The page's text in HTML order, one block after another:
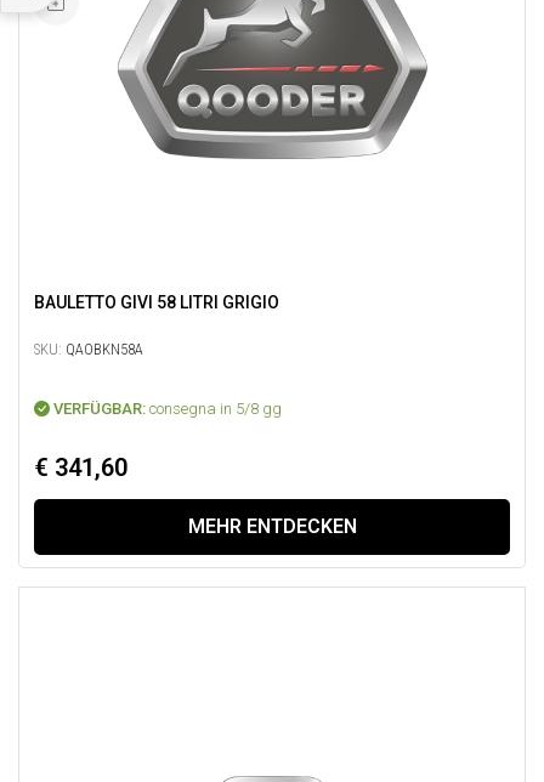
BAULETTO GIVI 58 LITRI GRIGIO
SKU: QAOBKN58A
VERFÜGBAR: consegna in 5/8 gg
€ 341,60
MEHR ENTDECKEN